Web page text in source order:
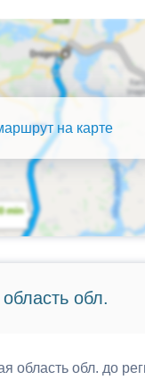
на карте
обл.
область обл. до